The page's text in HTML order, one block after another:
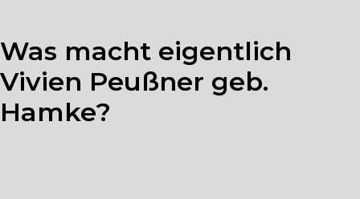
Was macht eigentlich
Vivien Peußner geb.
Hamke?